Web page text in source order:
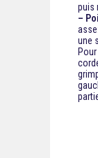
puis
–
une